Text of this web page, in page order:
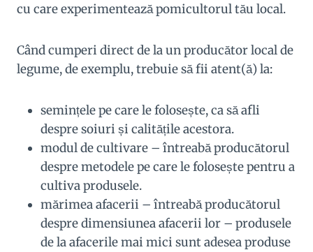
cu care experimentează pomicultorul tău local.
Când cumperi direct de la un producător local de
legume, de exemplu, trebuie să fii atent(ă) la:
semințele pe care le folosește, ca să afli
despre soiuri și calitățile acestora.
modul de cultivare – întreabă producătorul
despre metodele pe care le folosește pentru a
cultiva produsele.
mărimea afacerii – întreabă producătorul
despre dimensiunea afacerii lor – produsele
de la afacerile mai mici sunt adesea produse